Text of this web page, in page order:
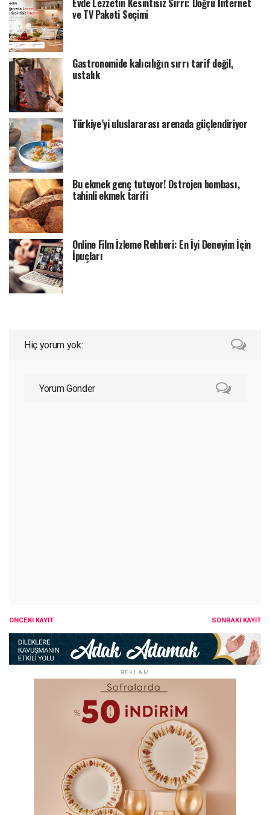
Evde Lezzetin Kesintisiz Sırrı: Doğru İnternet
ve TV Paketi Seçimi
Gastronomide kalıcılığın sırrı tarif değil,
ustalık
Türkiye’yi uluslararası arenada güçlendiriyor
Bu ekmek genç tutuyor! Östrojen bombası,
tahinli ekmek tarifi
Online Film İzleme Rehberi: En İyi Deneyim İçin
İpuçları
Hiç yorum yok:
Yorum Gönder
SONRAKI KAYIT
ÖNCEKI KAYIT
REKLAM